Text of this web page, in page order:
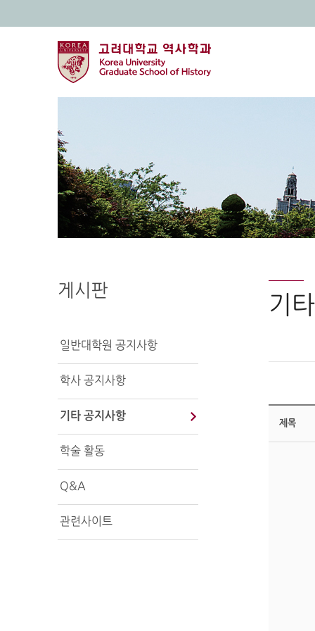
게시판
일반대학원 공지사항
학사 공지사항
기타 공지사항
학술 활동
Q&A
관련사이트
기
제목